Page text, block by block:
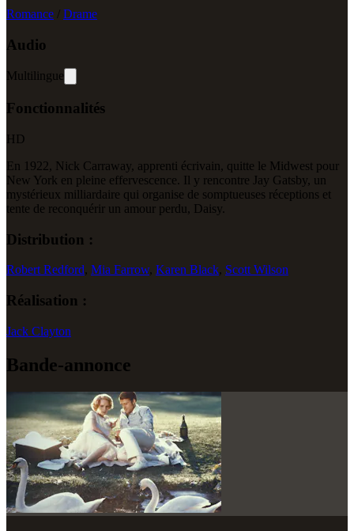
Romance / Drame
Audio
Multilingue
Fonctionnalités
HD
En 1922, Nick Carraway, apprenti écrivain, quitte le Midwest pour
New York en pleine effervescence. Il y rencontre Jay Gatsby, un
mystérieux milliardaire qui organise de somptueuses réceptions et
tente de reconquérir un amour perdu, Daisy.
Distribution :
Robert Redford, Mia Farrow, Karen Black, Scott Wilson
Réalisation :
Jack Clayton
Bande-annonce